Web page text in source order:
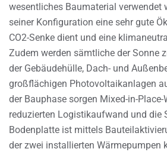
wesentliches Baumaterial verwendet
seiner Konfiguration eine sehr gute
CO2-Senke dient und eine
Zudem werden sämtliche der Sonne
der Gebäudehülle, Dach- und
großflächigen Photovoltaikanlagen
der Bauphase sorgen Mixed-in-Place-
reduzierten Logistikaufwand und die
Bodenplatte ist mittels
der zwei installierten Wärmepumpen